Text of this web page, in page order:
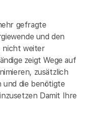
gefragte
und den
nicht weiter
zeigt Wege auf
zusätzlich
und die benötigte
Damit Ihre